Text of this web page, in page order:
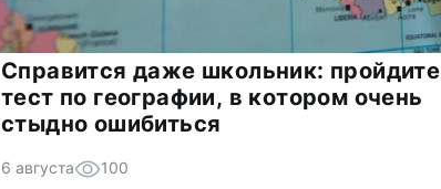
Справится даже школьник: пройдите
тест по географии, в котором очень
стыдно ошибиться
6 августа 100